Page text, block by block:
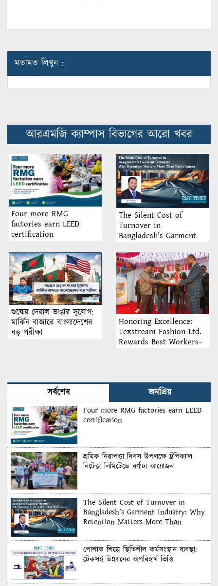
মতামত লিখুন :
আরএমজি ক্যাম্পাস বিভাগের আরো খবর
Four more RMG
factories earn LEED
certification
The Silent Cost of
Turnover in
Bangladesh’s Garment
Matters More Than
Recruitment
শুল্কের দেয়াল ভাঙার সুযোগ:
মার্কিন বাজারে বাংলাদেশের
বড় পরীক্ষা
Honoring Excellence:
Texstream Fashion Ltd.
Rewards Best Workers–
সর্বশেষ জনপ্রিয়
Four more RMG factories earn LEED
certification
শ্রমিক নিরাপত্তা দিবস উপলক্ষে ট্রপিক্যাল
নিটেক্স লিমিটেডে বর্ণাঢ্য আয়োজন
The Silent Cost of Turnover in
Bangladesh’s Garment Industry: Why
Retention Matters More Than
পোশাক শিল্পে স্থিতিশীল কর্মসংস্থান ব্যবস্থা:
টেকসই উন্নয়নের অপরিহার্য ভিত্তি